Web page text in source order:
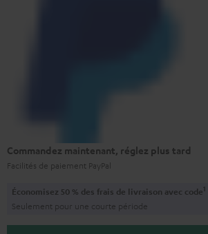
Commandez maintenant, réglez plus tard
Facilités de paiement PayPal
Économisez 50 % des frais de livraison avec code1
Seulement pour une courte période